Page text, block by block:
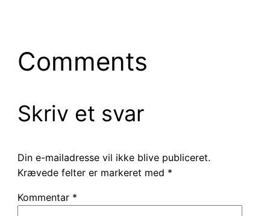
Comments
Skriv et svar
Din e-mailadresse vil ikke blive publiceret.
Krævede felter er markeret med *
Kommentar *